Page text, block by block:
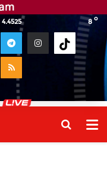
8 o
4.4525